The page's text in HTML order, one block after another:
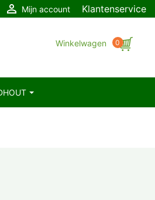
 Mijn account Klantenservice
Winkelwagen 0